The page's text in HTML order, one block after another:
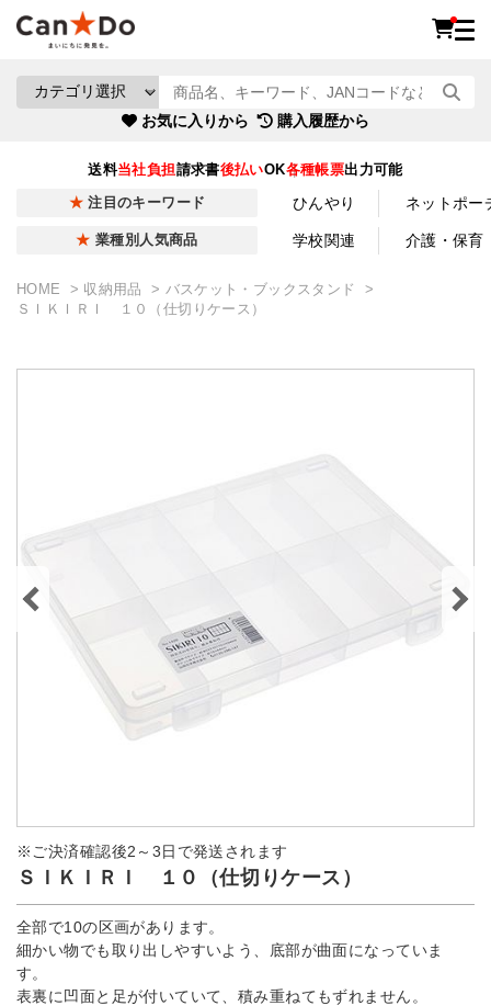
お気に入りから 購入履歴から
送料当社負担請求書後払いOK各種帳票出力可能
注目のキーワード ひんやり ネットポー
業種別人気商品 学校関連 介護・保育
HOME 収納用品
バスケット・ブックスタンド
ＳＩＫＩＲＩ １０（仕切りケース）
※ご決済確認後2～3日で発送されます
ＳＩＫＩＲＩ １０（仕切りケース）
全部で10の区画があります。
細かい物でも取り出しやすいよう、底部が曲面になっていま
す。
表裏に凹面と足が付いていて、積み重ねてもずれません。